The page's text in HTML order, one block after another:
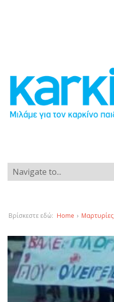
Βρίσκεστε εδώ: Home › Μαρτυρίες